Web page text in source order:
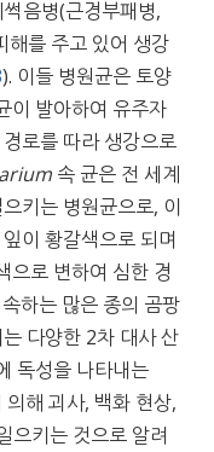
음병(근경부패병,
해를 주고 있어 생강
). 이들 병원균은 토양
이 발아하여 유주자
로를 따라 생강으로
속 균은 전 세계
키는 병원균으로, 이
이 황갈색으로 되며
으로 변하여 심한 경
하는 많은 종의 곰팡
다양한 2차 대사 산
독성을 나타내는
해 괴사, 백화 현상,
으키는 것으로 알려